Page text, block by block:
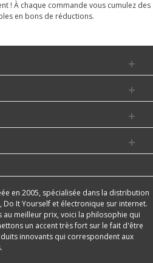
! À chaque commande vous cumulez des
en bons de réductions.
en 2005, spécialisée dans la distribution
It Yourself et électronique sur internet.
meilleur prix, voici la philosophie qui
un accent très fort sur le fait d'être
innovants qui correspondent aux